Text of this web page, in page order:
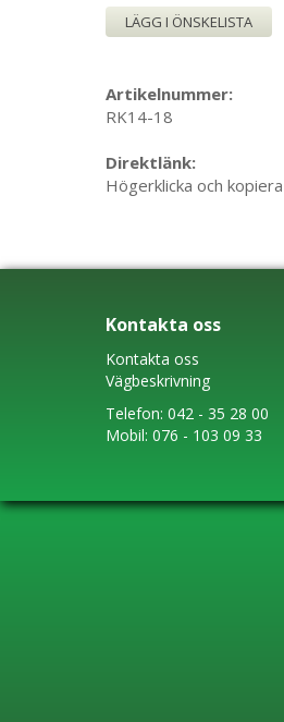
LÄGG I ÖNSKELISTA
Artikelnummer:
RK14-18
Direktlänk:
Högerklicka och
Kontakta oss
Kontakta oss
Vägbeskrivning
Telefon: 042 - 35 28 00
Mobil: 076 - 103 09 33